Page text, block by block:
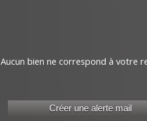
Aucun bien ne correspond à votre
Créer une alerte mail